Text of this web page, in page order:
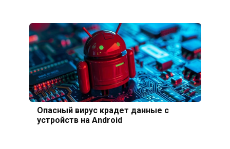
Опасный вирус крадет данные с
устройств на Android